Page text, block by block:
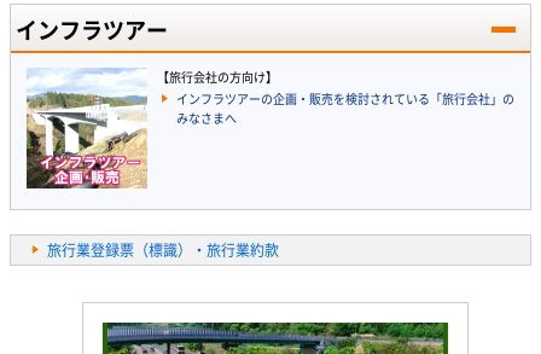
インフラツアー
【旅行会社の方向け】
インフラツアーの企画・販売を検討されている「旅行会社」の
みなさまへ
旅行業登録票（標識）・旅行業約款